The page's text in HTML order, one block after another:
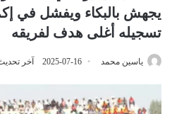
يجهش بالبكاء ويفشل في
تسجيله أغلى هدف لفريقه
ياسين محمد 2025-07-16 آخر تحديث: 2025-